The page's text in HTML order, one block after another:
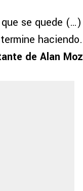
se quede
haciendo.
de Alan